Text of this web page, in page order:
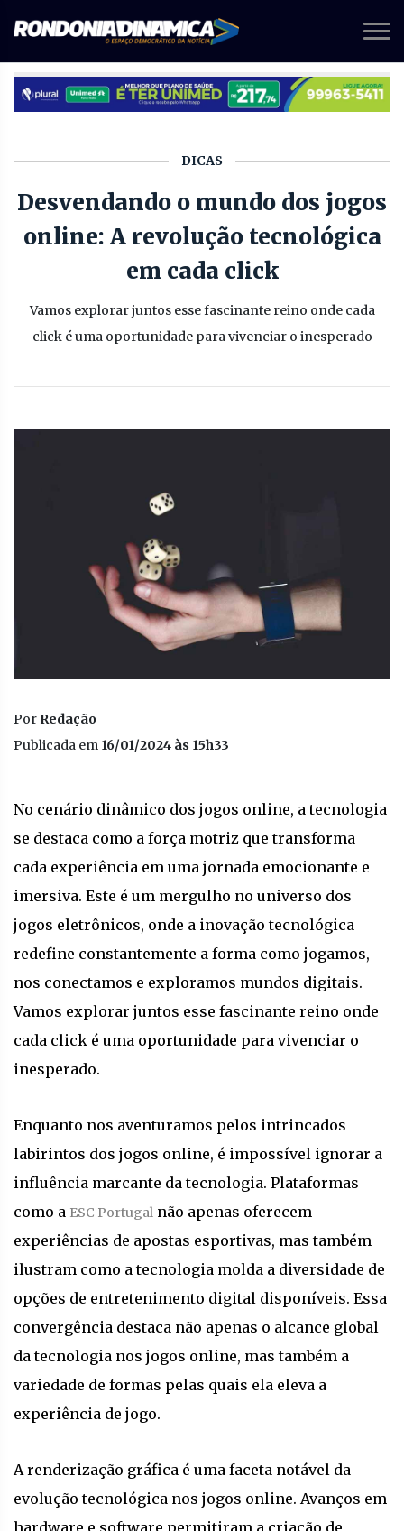
DICAS
Desvendando o mundo dos jogos
online: A revolução tecnológica
em cada click
Vamos explorar juntos esse fascinante reino onde cada
click é uma oportunidade para vivenciar o inesperado
Por Redação
Publicada em 16/01/2024 às 15h33
No cenário dinâmico dos jogos online, a tecnologia
se destaca como a força motriz que transforma
cada experiência em uma jornada emocionante e
imersiva. Este é um mergulho no universo dos
jogos eletrônicos, onde a inovação tecnológica
redefine constantemente a forma como jogamos,
nos conectamos e exploramos mundos digitais.
Vamos explorar juntos esse fascinante reino onde
cada click é uma oportunidade para vivenciar o
inesperado.
Enquanto nos aventuramos pelos intrincados
labirintos dos jogos online, é impossível ignorar a
influência marcante da tecnologia. Plataformas
como a ESC Portugal não apenas oferecem
experiências de apostas esportivas, mas também
ilustram como a tecnologia molda a diversidade de
opções de entretenimento digital disponíveis. Essa
convergência destaca não apenas o alcance global
da tecnologia nos jogos online, mas também a
variedade de formas pelas quais ela eleva a
experiência de jogo.
A renderização gráfica é uma faceta notável da
evolução tecnológica nos jogos online. Avanços em